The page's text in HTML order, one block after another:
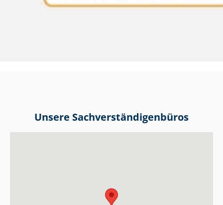
Unsere Sach­ver­stän­di­gen­bü­ros